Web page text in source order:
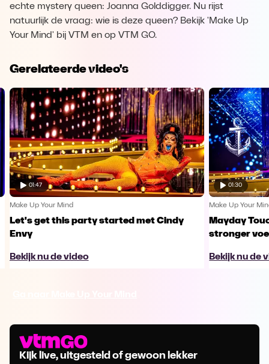
echte mystery queen: Joanna Golddigger. Nu rijst
natuurlijk de vraag: wie is deze queen? Bekijk 'Make Up
Your Mind' bij VTM en op VTM GO.
Gerelateerde video's
01:47
Make Up Your Mind
Let's get this party started met Cindy
Envy
Bekijk nu de video
01:30
Make Up Your
Mayday
stronger
Bekijk nu de
Kijk live, uitgesteld of gewoon lekker